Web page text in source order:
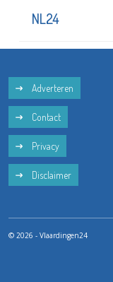
NL24
Adverteren
Contact
Privacy
Disclaimer
© 2026 - Vlaardingen24